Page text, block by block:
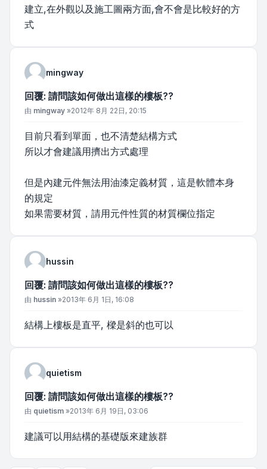
建立,在外觀以及施工圖兩方面,會不會是比較好的方
式
mingway
回覆: 請問該如何做出這樣的樓板??
文章
由 mingway »2012年 8月 22日, 20:15
目前只看到單面，也不清楚結構方式
所以才會建議用擠出方式處理
但是內建元件無法用油漆定義材質，這是軟體本身
的規定
如果需要材質，請用元件性質的材質欄位指定
hussin
回覆: 請問該如何做出這樣的樓板??
文章
由 hussin »2013年 6月 1日, 16:08
結構上樓板是直平, 樑是斜的也可以
quietism
回覆: 請問該如何做出這樣的樓板??
文章
由 quietism »2013年 6月 19日, 03:06
建議可以用結構的基礎版來建族群